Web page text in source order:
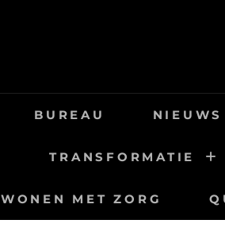
BUREAU NIEUWS
TRANSFORMATIE
WONEN MET ZORG